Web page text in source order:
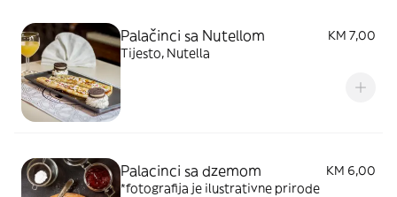
Palačinci sa Nutellom
KM 7,00
Tijesto, Nutella
Palacinci sa dzemom
KM 6,00
*fotografija je ilustrativne prirode